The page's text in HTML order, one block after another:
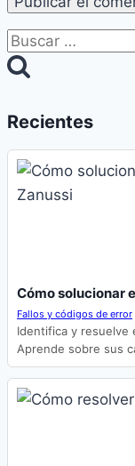
Buscar:
Recientes
Cómo solucionar
Fallos y códigos de error
Identifica y resuelve
Aprende sobre sus